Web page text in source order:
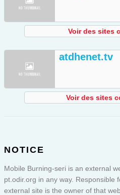
Voir des sites
atdhenet.tv
Voir des sites
NOTICE
Mobile Burning-seri is an external
pt.odir.org in any way. Responsible
external site is the owner of that